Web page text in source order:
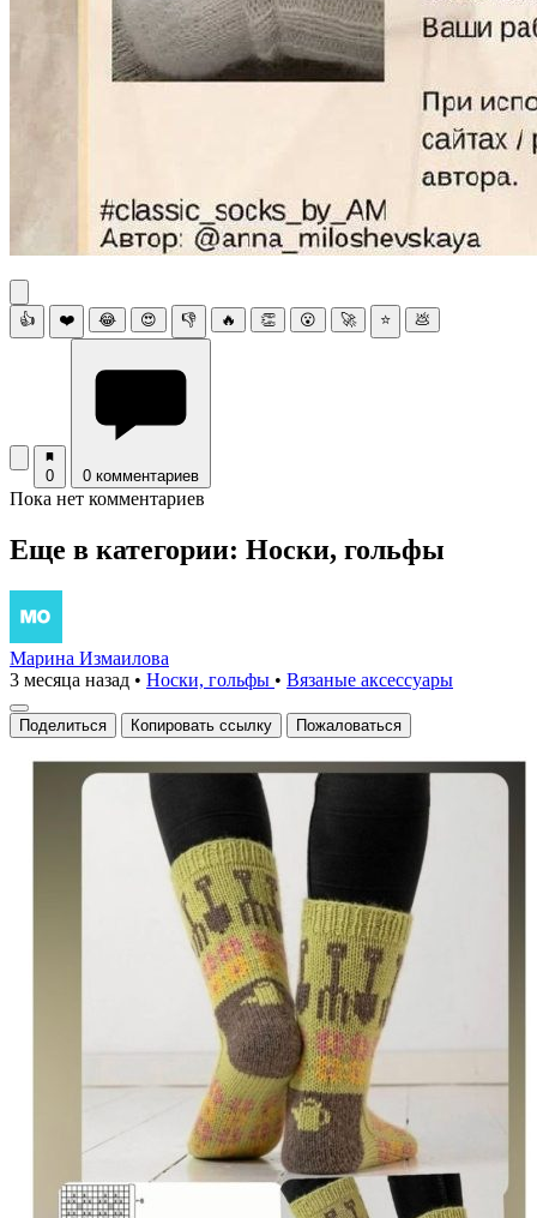
👍 ❤️ 😂 😍 👎 🔥 👏 😮 🚀 ⭐ 💩
0 0 комментариев
Пока нет комментариев
Еще в категории: Носки, гольфы
Марина Измаилова
3 месяца назад • Носки, гольфы • Вязаные аксесcуары
Поделиться Копировать ссылку Пожаловаться